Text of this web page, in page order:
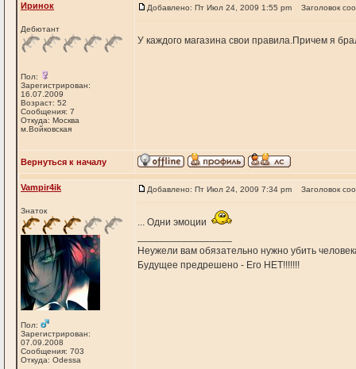
Иринок
Дебютант
Пол:
Зарегистрирован:
16.07.2009
Возраст: 52
Сообщения: 7
Откуда: Москва
м.Войковская
Добавлено: Пт Июл 24, 2009 1:55 pm Заголовок
У каждого магазина свои правила.Причем я
Вернуться к началу
Vampir4ik
Знаток
Пол:
Зарегистрирован:
07.09.2008
Сообщения: 703
Откуда: Odessa
Добавлено: Пт Июл 24, 2009 7:34 pm Заголовок
... Одни эмоции
Неужели вам обязательно нужно убить
Будущее предрешено - Его НЕТ!!!!!!!